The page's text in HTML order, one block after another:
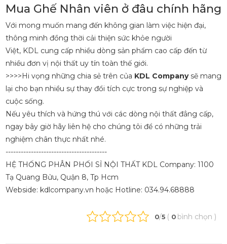
Mua Ghế Nhân viên ở đâu chính hãng
Với mong muốn mang đến không gian làm việc hiện đại,
thông minh đồng thời cải thiện sức khỏe người
Việt, KDL cung cấp nhiều dòng sản phẩm cao cấp đến từ
nhiều đơn vị nội thất uy tín toàn thế giới.
>>>>Hi vọng những chia sẻ trên của KDL Companysẽ mang
lại cho bạn nhiều sự thay đổi tích cực trong sự nghiệp và
cuộc sống.
Nếu yêu thích và hứng thú với các dòng nội thất đẳng cấp,
ngay bây giờ hãy liên hệ cho chúng tôi để có những trải
nghiệm chân thực nhất nhé.
----------------------------------------
HỆ THỐNG PHÂN PHỐI SỈ NỘI THẤT KDL Company: 1100
Tạ Quang Bửu, Quận 8, Tp Hcm
Webside: kdlcompany.vn hoặc Hotline: 034.94.68888
0/5 ( 0 bình chọn )